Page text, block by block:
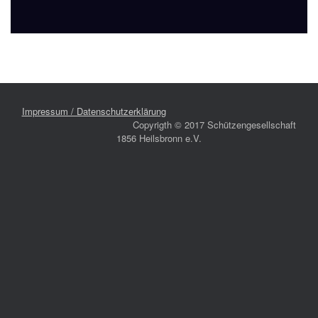
Impressum / Datenschutzerklärung
Copyrigth © 2017 Schützengesellschaft
1856 Heilsbronn e.V.